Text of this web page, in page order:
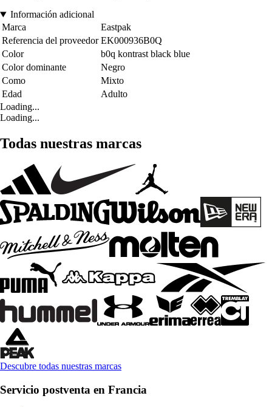
Información adicional
Marca
Eastpak
Referencia del proveedor EK000936B0Q
Color
b0q kontrast black blue
Color dominante
Negro
Como
Mixto
Edad
Adulto
Loading...
Loading...
Todas nuestras marcas
Descubre todas nuestras marcas
Servicio postventa en Francia